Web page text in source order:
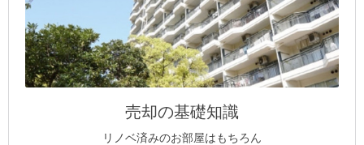
売却の基礎知識
リノベ済みのお部屋はもちろん